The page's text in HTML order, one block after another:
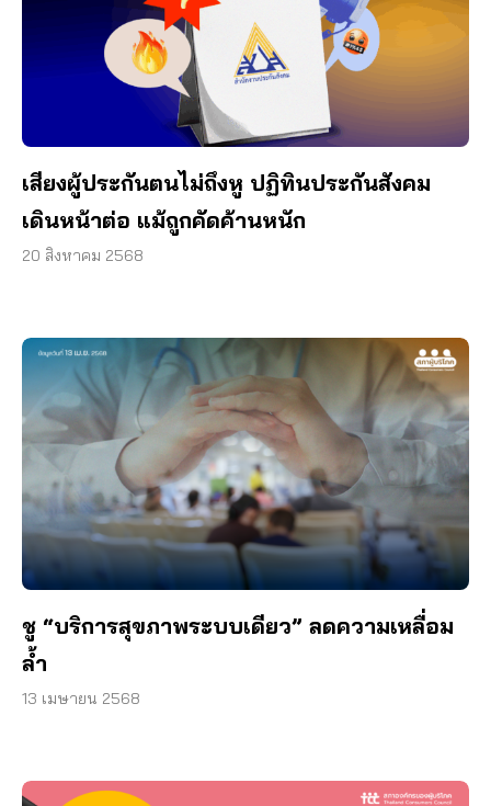
เสียงผู้ประกันตนไม่ถึงหู ปฏิทินประกันสังคม
เดินหน้าต่อ แม้ถูกคัดค้านหนัก
20 สิงหาคม 2568
ชู “บริการสุขภาพระบบเดียว” ลดความเหลื่อม
ล้ำ
13 เมษายน 2568